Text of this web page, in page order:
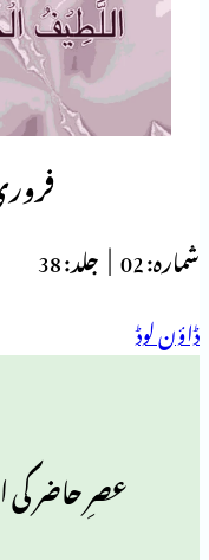
فروری
شمارہ: جلد:
ڈاؤن لوڈ
عصرِ حاضر